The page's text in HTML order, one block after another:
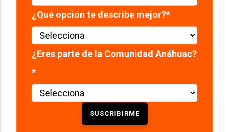
¿Qué opción te describe mejor?*
¿Eres parte de la Comunidad Anáhuac?
*